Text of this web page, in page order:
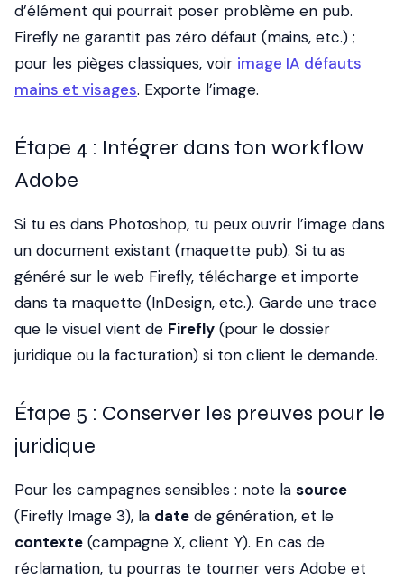
d’élément qui pourrait poser problème en pub.
Firefly ne garantit pas zéro défaut (mains, etc.) ;
pour les pièges classiques, voir image IA défauts
mains et visages. Exporte l’image.
Étape 4 : Intégrer dans ton workflow
Adobe
Si tu es dans Photoshop, tu peux ouvrir l’image dans
un document existant (maquette pub). Si tu as
généré sur le web Firefly, télécharge et importe
dans ta maquette (InDesign, etc.). Garde une trace
que le visuel vient de Firefly (pour le dossier
juridique ou la facturation) si ton client le demande.
Étape 5 : Conserver les preuves pour le
juridique
Pour les campagnes sensibles : note la source
(Firefly Image 3), la date de génération, et le
contexte (campagne X, client Y). En cas de
réclamation, tu pourras te tourner vers Adobe et